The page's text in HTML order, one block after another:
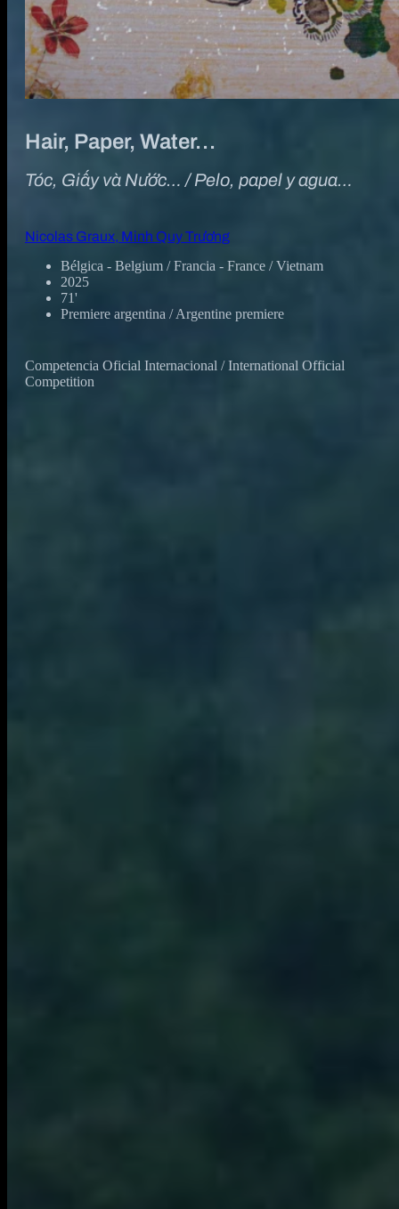
Hair, Paper, Water…
Tóc, Giấy và Nước… / Pelo, papel y agua…
Nicolas Graux, Minh Quy Trương
Bélgica - Belgium / Francia - France / Vietnam
2025
71'
Premiere argentina / Argentine premiere
Competencia Oficial Internacional / International Official
Competition